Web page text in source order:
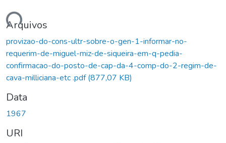
Arquivos
provizao-do-cons-ultr-sobre-o-gen-1-informar-no-
requerim-de-miguel-miz-de-siqueira-em-q-pedia-
confirmacao-do-posto-de-cap-da-4-comp-do-2-regim-de-
cava-milliciana-etc .pdf(877,07 KB)
Data
1967
URI